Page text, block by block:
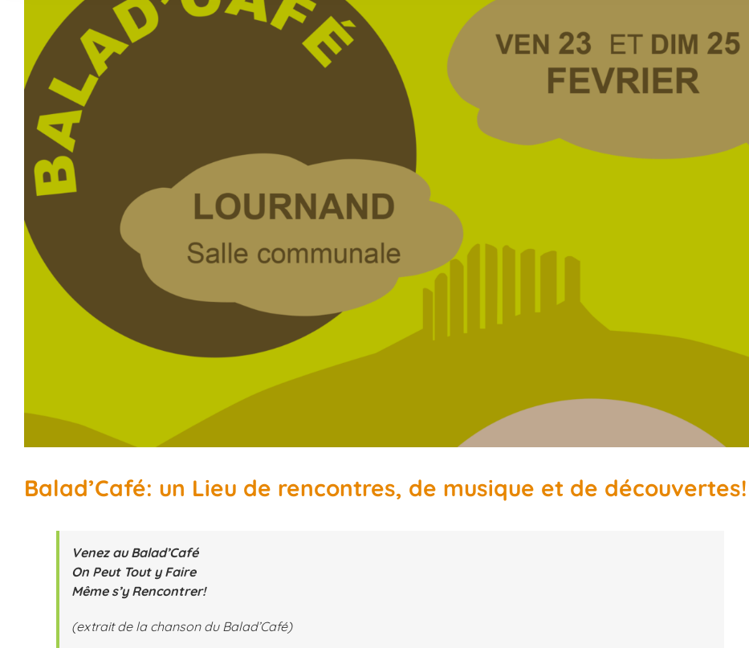
agrandie
Balad’Café: un Lieu de rencontres, de musique et de découvertes!
Venez au Balad’Café
On Peut Tout y Faire
Même s’y Rencontrer!
(extrait de la chanson du Balad’Café)